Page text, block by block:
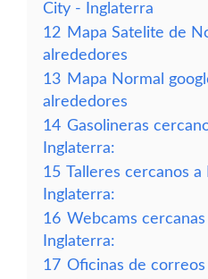
City - Inglaterra
12 Mapa Satelite de
alrededores
13 Mapa Normal
alrededores
14 Gasolineras
Inglaterra:
15 Talleres cercanos
Inglaterra:
16 Webcams
Inglaterra:
17 Oficinas de